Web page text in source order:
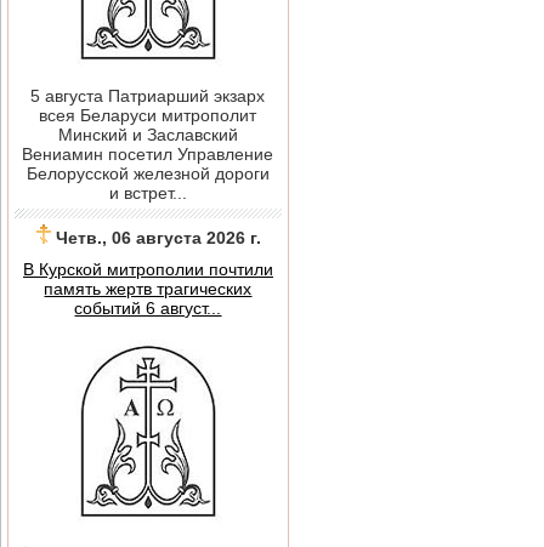
5 августа Патриарший экзарх
всея Беларуси митрополит
Минский и Заславский
Вениамин посетил Управление
Белорусской железной дороги
и встрет...
Четв., 06 августа 2026 г.
В Курской митрополии почтили
память жертв трагических
событий 6 август...